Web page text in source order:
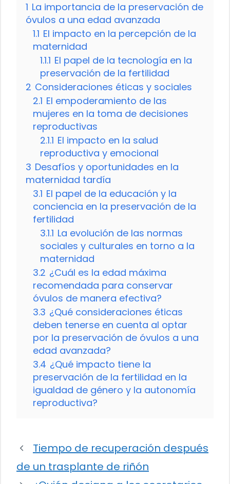
1 La importancia de la preservación de
óvulos a una edad avanzada
1.1 El impacto en la percepción de la
maternidad
1.1.1 El papel de la tecnología en la
preservación de la fertilidad
2 Consideraciones éticas y sociales
2.1 El empoderamiento de las
mujeres en la toma de decisiones
reproductivas
2.1.1 El impacto en la salud
reproductiva y emocional
3 Desafíos y oportunidades en la
maternidad tardía
3.1 El papel de la educación y la
conciencia en la preservación de la
fertilidad
3.1.1 La evolución de las normas
sociales y culturales en torno a la
maternidad
3.2 ¿Cuál es la edad máxima
recomendada para conservar
óvulos de manera efectiva?
3.3 ¿Qué consideraciones éticas
deben tenerse en cuenta al optar
por la preservación de óvulos a una
edad avanzada?
3.4 ¿Qué impacto tiene la
preservación de la fertilidad en la
igualdad de género y la autonomía
reproductiva?
Tiempo de recuperación después
de un trasplante de riñón